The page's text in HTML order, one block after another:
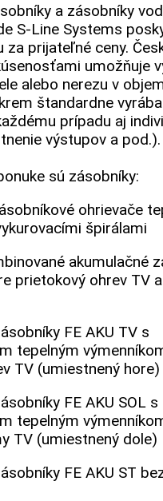
a zásobníky
S-Line Systems
za prijateľné ceny.
umožňuje
alebo nerezu v
štandardne
prípadu aj
výstupov a pod.).
sú zásobníky:
ohrievače
špirálami
akumulačné
prietokový ohrev TV
FE AKU TV s
tepelným
TV (umiestnený hore)
FE AKU SOL s
tepelným
TV (umiestnený dole)
FE AKU ST